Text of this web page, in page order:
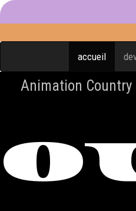
accueil
Animation Country